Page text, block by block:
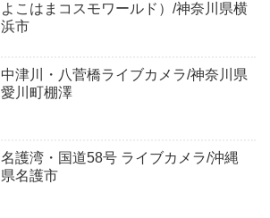
よこはまコスモワールド）/神奈川県横
浜市
中津川・八菅橋ライブカメラ/神奈川県
愛川町棚澤
名護湾・国道58号 ライブカメラ/沖縄
県名護市